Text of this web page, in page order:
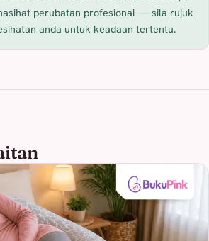
perubatan profesional — sila rujuk
anda untuk keadaan tertentu.